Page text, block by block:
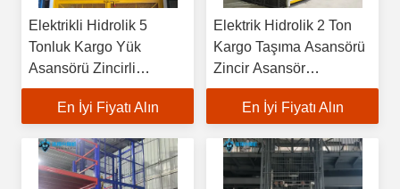
Elektrikli Hidrolik 5
Tonluk Kargo Yük
Asansörü Zincirli
Kaldırma Platformları
Depo Yük Kaldırma
En İyi Fiyatı Alın
Elektrik Hidrolik 2 Ton
Kargo Taşıma Asansörü
Zincir Asansör
Platformları Depo Yük
Asansörü İnşaat için
En İyi Fiyatı Alın